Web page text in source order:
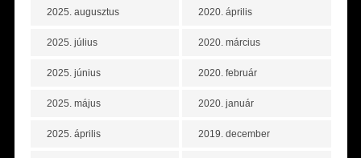
2025. augusztus
2025. július
2025. június
2025. május
2025. április
2020. április
2020. március
2020. február
2020. január
2019. december